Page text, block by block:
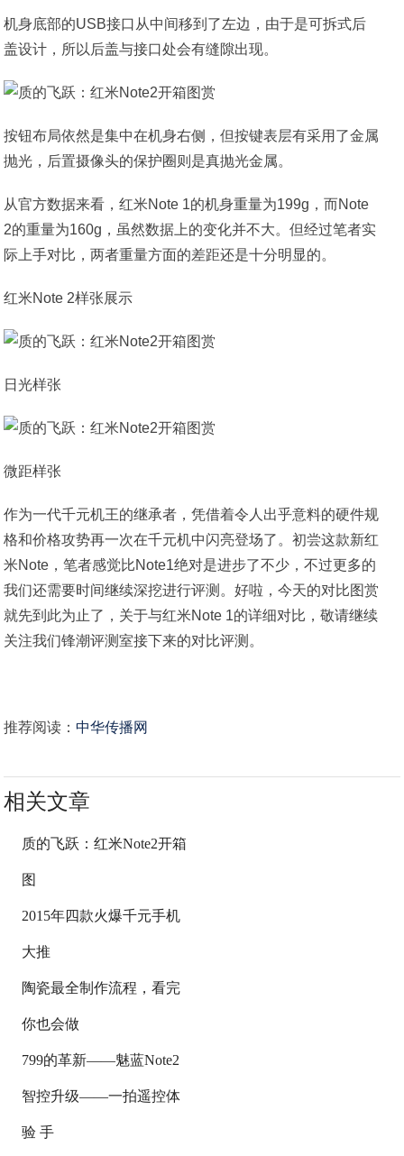
机身底部的USB接口从中间移到了左边，由于是可拆式后
盖设计，所以后盖与接口处会有缝隙出现。
按钮布局依然是集中在机身右侧，但按键表层有采用了金属
抛光，后置摄像头的保护圈则是真抛光金属。
从官方数据来看，红米Note 1的机身重量为199g，而Note
2的重量为160g，虽然数据上的变化并不大。但经过笔者实
际上手对比，两者重量方面的差距还是十分明显的。
红米Note 2样张展示
日光样张
微距样张
作为一代千元机王的继承者，凭借着令人出乎意料的硬件规
格和价格攻势再一次在千元机中闪亮登场了。初尝这款新红
米Note，笔者感觉比Note1绝对是进步了不少，不过更多的
我们还需要时间继续深挖进行评测。好啦，今天的对比图赏
就先到此为止了，关于与红米Note 1的详细对比，敬请继续
关注我们锋潮评测室接下来的对比评测。
推荐阅读：中华传播网
相关文章
质的飞跃：红米Note2开箱
图
2015年四款火爆千元手机
大推
陶瓷最全制作流程，看完
你也会做
799的革新——魅蓝Note2
智控升级——一拍遥控体
验 手